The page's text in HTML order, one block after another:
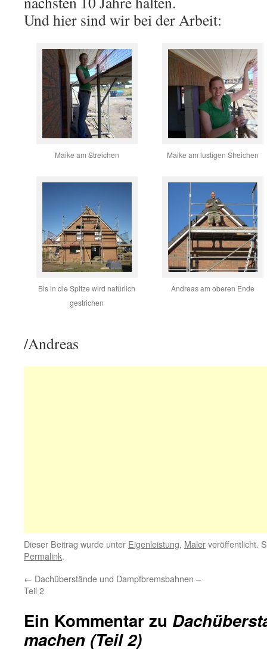
Und hier sind wir bei der Arbeit:
Maike am Streichen Maike am lustigen Streichen
Bis in die Spitze wird natürlich
gestrichen
Andreas am oberen Ende
/Andreas
Dieser Beitrag wurde unter Eigenleistung, Malerveröffentlicht.
Permalink.
← Dachüberstände und Dampfbremsbahnen –
Teil 2
Ein Kommentar zu
machen (Teil 2)